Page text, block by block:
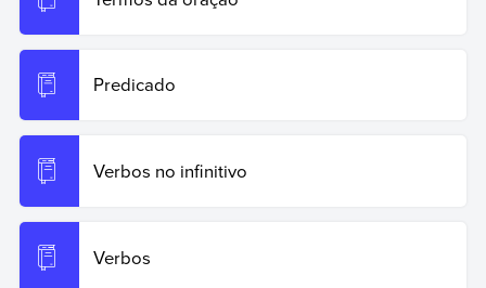
Predicado
Verbos no infinitivo
Verbos